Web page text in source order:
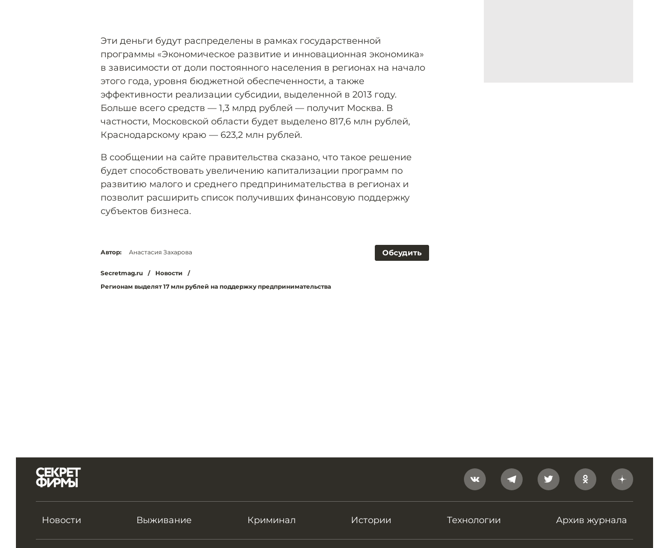
Эти деньги будут распределены в рамках государственной
программы «Экономическое развитие и инновационная экономика»
в зависимости от доли постоянного населения в регионах на начало
этого года, уровня бюджетной обеспеченности, а также
эффективности реализации субсидии, выделенной в 2013 году.
Больше всего средств — 1,3 млрд рублей — получит Москва. В
частности, Московской области будет выделено 817,6 млн рублей,
Краснодарскому краю — 623,2 млн рублей.
В сообщении на сайте правительства сказано, что такое решение
будет способствовать увеличению капитализации программ по
развитию малого и среднего предпринимательства в регионах и
позволит расширить список получивших финансовую поддержку
субъектов бизнеса.
Обсудить
Автор: Анастасия Захарова
Secretmag.ru / Новости
/
Регионам выделят 17 млн рублей на поддержку предпринимательства
Новости Выживание Криминал Истории Технологии Архив журнала